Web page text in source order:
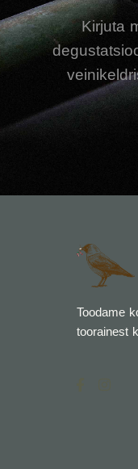
Kirjuta
Toodame
toorainest